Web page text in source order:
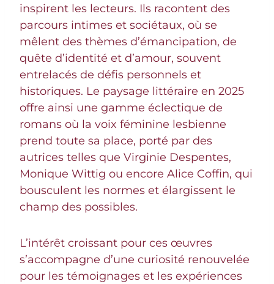
inspirent les lecteurs. Ils racontent des
parcours intimes et sociétaux, où se
mêlent des thèmes d’émancipation, de
quête d’identité et d’amour, souvent
entrelacés de défis personnels et
historiques. Le paysage littéraire en 2025
offre ainsi une gamme éclectique de
romans où la voix féminine lesbienne
prend toute sa place, porté par des
autrices telles que Virginie Despentes,
Monique Wittig ou encore Alice Coffin, qui
bousculent les normes et élargissent le
champ des possibles.
L’intérêt croissant pour ces œuvres
s’accompagne d’une curiosité renouvelée
pour les témoignages et les expériences